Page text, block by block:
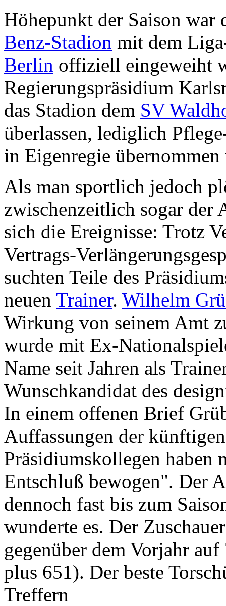
Höhepunkt der Saison war
Benz-Stadion mit dem
Berlin offiziell eingeweiht
Regierungspräsidium
das Stadion dem SV
überlassen, lediglich
in Eigenregie übernommen
Als man sportlich jedoch
zwischenzeitlich sogar der
sich die Ereignisse: Trotz
Vertrags-
suchten Teile des
neuen Trainer. Wilhelm
Wirkung von seinem Amt
wurde mit Ex-
Name seit Jahren als
Wunschkandidat des
In einem offenen Brief
Auffassungen der
Präsidiumskollegen haben
Entschluß bewogen". Der
dennoch fast bis zum
wunderte es. Der
gegenüber dem Vorjahr
plus 651). Der beste
Treffern